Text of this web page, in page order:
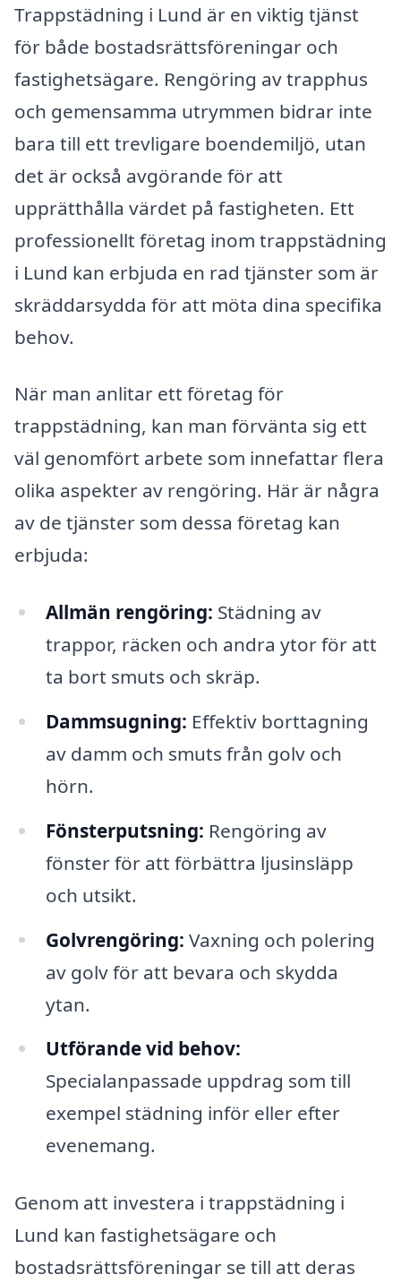
Trappstädning i Lund är en viktig tjänst
för både bostadsrättsföreningar och
fastighetsägare. Rengöring av trapphus
och gemensamma utrymmen bidrar inte
bara till ett trevligare boendemiljö, utan
det är också avgörande för att
upprätthålla värdet på fastigheten. Ett
professionellt företag inom trappstädning
i Lund kan erbjuda en rad tjänster som är
skräddarsydda för att möta dina specifika
behov.
När man anlitar ett företag för
trappstädning, kan man förvänta sig ett
väl genomfört arbete som innefattar flera
olika aspekter av rengöring. Här är några
av de tjänster som dessa företag kan
erbjuda:
Allmän rengöring: Städning av
trappor, räcken och andra ytor för att
ta bort smuts och skräp.
Dammsugning: Effektiv borttagning
av damm och smuts från golv och
hörn.
Fönsterputsning: Rengöring av
fönster för att förbättra ljusinsläpp
och utsikt.
Golvrengöring: Vaxning och polering
av golv för att bevara och skydda
ytan.
Utförande vid behov:
Specialanpassade uppdrag som till
exempel städning inför eller efter
evenemang.
Genom att investera i trappstädning i
Lund kan fastighetsägare och
bostadsrättsföreningar se till att deras